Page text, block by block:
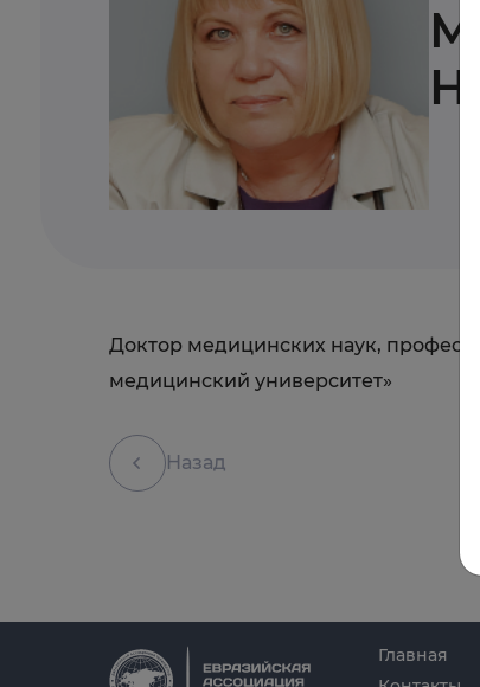
Доктор медицинских наук,
медицинский университет»
Назад
Главная